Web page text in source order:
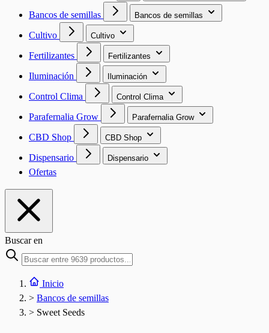
Bancos de semillas Bancos de semillas
Cultivo Cultivo
Fertilizantes Fertilizantes
Iluminación Iluminación
Control Clima Control Clima
Parafernalia Grow Parafernalia Grow
CBD Shop CBD Shop
Dispensario Dispensario
Ofertas
Buscar en
Inicio
> Bancos de semillas
> Sweet Seeds